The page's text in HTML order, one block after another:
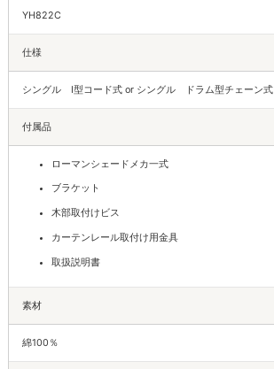
YH822C
仕様
シングル I型コード式 or シングル ドラム型チェーン式
付属品
ローマンシェードメカ一式
ブラケット
木部取付けビス
カーテンレール取付け用金具
取扱説明書
素材
綿100％